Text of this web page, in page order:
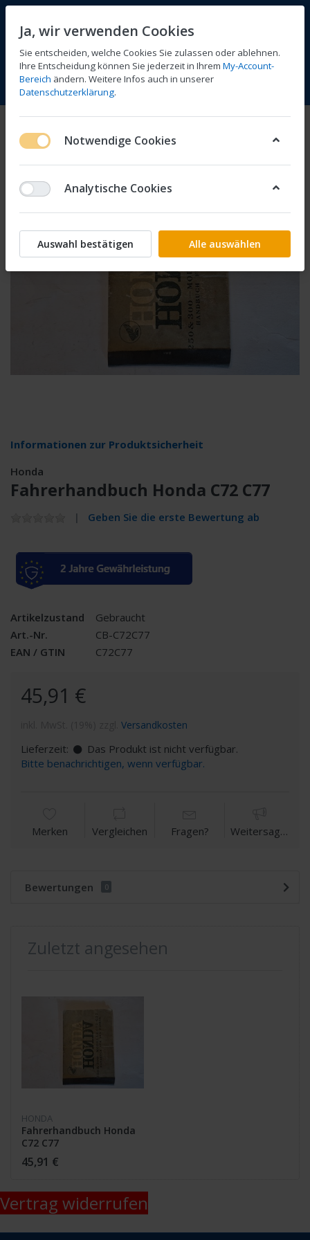
Menü Anmelden Vergleichen Wunschliste
Informationen zur Produktsicherheit
Honda
Fahrerhandbuch Honda C72 C77
Geben Sie die erste Bewertung ab
Artikelzustand
Gebraucht
Art.-Nr.
CB-C72C77
EAN / GTIN
C72C77
45,91 €
Versandkosten
Lieferzeit:
Das Produkt ist nicht verfügbar.
Bitte benachrichtigen, wenn verfügbar.
Merken Vergleichen Fragen? Weitersagen
Bewertungen 0
Zuletzt angesehen
HONDA
Fahrerhandbuch Honda
C72 C77
45,91 €
Vertrag widerrufen
Ja, wir verwenden Cookies
Sie entscheiden, welche Cookies Sie zulassen oder ablehnen.
Ihre Entscheidung können Sie jederzeit in Ihrem My-Account-
Bereich ändern. Weitere Infos auch in unserer
Datenschutzerklärung.
Notwendige Cookies
Analytische Cookies
Auswahl bestätigen Alle auswählen